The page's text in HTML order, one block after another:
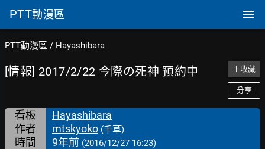
PTT動漫區
PTT動漫區 / Hayashibara
[情報] 2017/2/22 今際の死神 預約中 ＋收藏
分享
看板
Hayashibara
作者
mtskyoko (千草)
時間 9年前 (2016/12/27 16:23)